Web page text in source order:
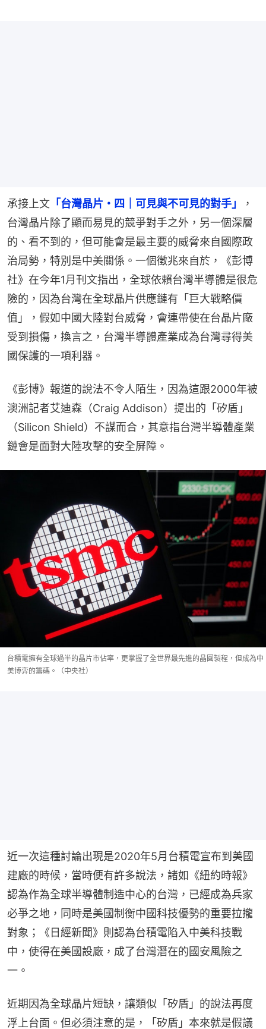
承接上文 「台灣晶片・四｜可見與不可見的對手」
，
台灣晶片除了顯而易見的競爭對手之外，另一個深層
的、看不到的，但可能會是最主要的威脅來自國際政
治局勢，特別是中美關係。一個徵兆來自於，《彭博
社》在今年1月刊文指出，全球依賴台灣半導體是很危
險的，因為台灣在全球晶片供應鏈有「巨大戰略價
值」，假如中國大陸對台威脅，會連帶使在台晶片廠
受到損傷，換言之，台灣半導體產業成為台灣尋得美
國保護的一項利器。
《彭博》報道的說法不令人陌生，因為這跟2000年被
澳洲記者艾迪森（Craig Addison）提出的「矽盾」
（Silicon Shield）不謀而合，其意指台灣半導體產業
鏈會是面對大陸攻擊的安全屏障。
台積電擁有全球過半的晶片市佔率，更掌握了全世界最先進的晶圓製程，但成為中
美博弈的籌碼。（中央社）
近一次這種討論出現是2020年5月台積電宣布到美國
建廠的時候，當時便有許多說法，諸如《紐約時報》
認為作為全球半導體制造中心的台灣，已經成為兵家
必爭之地，同時是美國制衡中國科技優勢的重要拉攏
對象；《日經新聞》則認為台積電陷入中美科技戰
中，使得在美國設廠，成了台灣潛在的國安風險之
一。
近期因為全球晶片短缺，讓類似「矽盾」的說法再度
浮上台面。但必須注意的是，「矽盾」本來就是假議